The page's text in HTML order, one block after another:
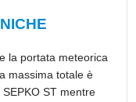
la portata meteorica
massima totale è
ST mentre